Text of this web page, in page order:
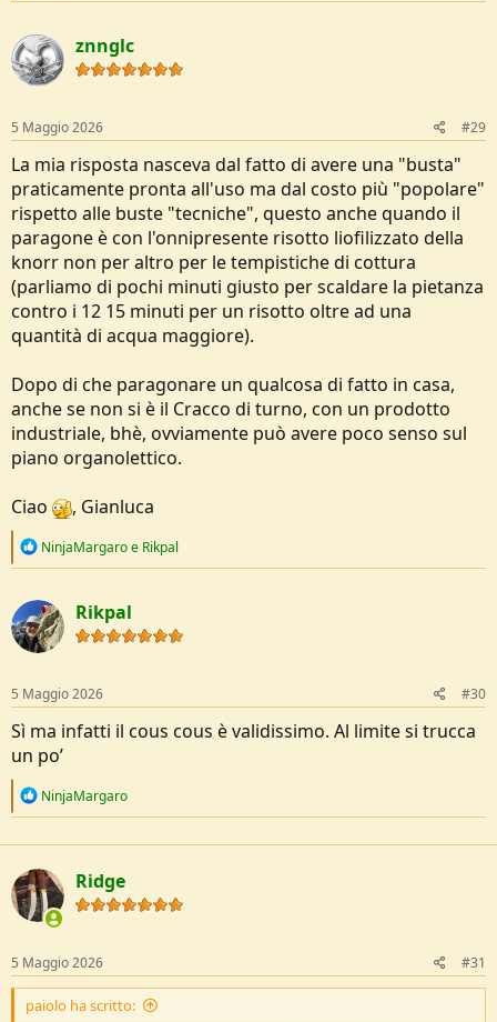
c
t
i
o
s
:
znnglc
5 Maggio 2026 #29
La mia risposta nasceva dal fatto di avere una "busta"
praticamente pronta all'uso ma dal costo più "popolare"
rispetto alle buste "tecniche", questo anche quando il
paragone è con l'onnipresente risotto liofilizzato della
knorr non per altro per le tempistiche di cottura
(parliamo di pochi minuti giusto per scaldare la pietanza
contro i 12 15 minuti per un risotto oltre ad una
quantità di acqua maggiore).
Dopo di che paragonare un qualcosa di fatto in casa,
anche se non si è il Cracco di turno, con un prodotto
industriale, bhè, ovviamente può avere poco senso sul
piano organolettico.
Ciao
, Gianluca
R
c
t
i
o
s
:
NinjaMargaroe Rikpal
Rikpal
5 Maggio 2026 #30
Sì ma infatti il cous cous è validissimo. Al limite si trucca
un po’
R
c
t
i
o
n
NinjaMargaro
Ridge
5 Maggio 2026 #31
paiolo ha scritto: